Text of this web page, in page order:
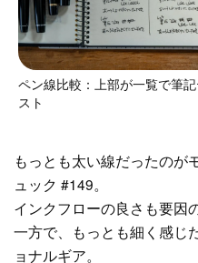
ペン線比較：上部が一覧で筆
スト
もっとも太い線だったのが
ュック #149。
インクフローの良さも要因
一方で、もっとも細く感じ
ョナルギア。